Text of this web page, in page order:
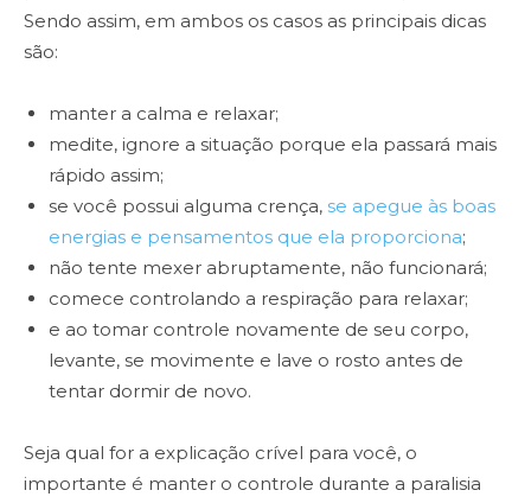
Sendo assim, em ambos os casos as principais dicas
são:
manter a calma e relaxar;
medite, ignore a situação porque ela passará mais
rápido assim;
se você possui alguma crença, se apegue às boas
energias e pensamentos que ela proporciona;
não tente mexer abruptamente, não funcionará;
comece controlando a respiração para relaxar;
e ao tomar controle novamente de seu corpo,
levante, se movimente e lave o rosto antes de
tentar dormir de novo.
Seja qual for a explicação crível para você, o
importante é manter o controle durante a paralisia